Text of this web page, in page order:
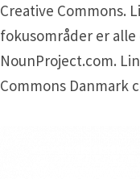
Creative Commons.
fokusområder er
NounProject.com.
Commons Danmark